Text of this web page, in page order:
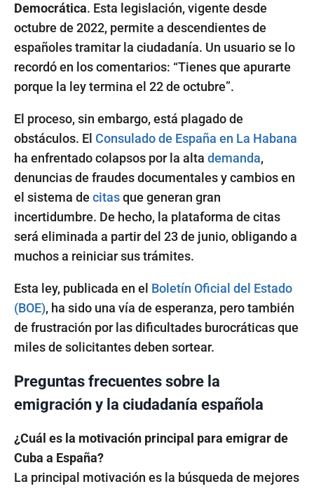
Democrática. Esta legislación, vigente desde
octubre de 2022, permite a descendientes de
españoles tramitar la ciudadanía. Un usuario se lo
recordó en los comentarios: “Tienes que apurarte
porque la ley termina el 22 de octubre”.
El proceso, sin embargo, está plagado de
obstáculos. El Consulado de España en La Habana
ha enfrentado colapsos por la alta demanda,
denuncias de fraudes documentales y cambios en
el sistema de citasque generan gran
incertidumbre. De hecho, la plataforma de citas
será eliminada a partir del 23 de junio, obligando a
muchos a reiniciar sus trámites.
Esta ley, publicada en el Boletín Oficial del Estado
(BOE), ha sido una vía de esperanza, pero también
de frustración por las dificultades burocráticas que
miles de solicitantes deben sortear.
Preguntas frecuentes sobre la
emigración y la ciudadanía española
¿Cuál es la motivación principal para emigrar de
Cuba a España?
La principal motivación es la búsqueda de mejores